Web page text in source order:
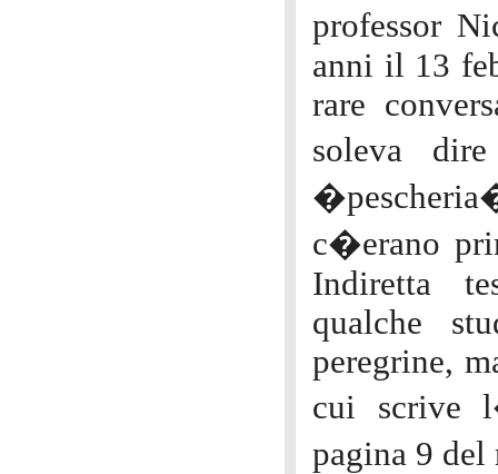
professor
anni il 13
rare
soleva
c�erano
Indiretta
qualche
peregrine,
cui scrive
pagina 9